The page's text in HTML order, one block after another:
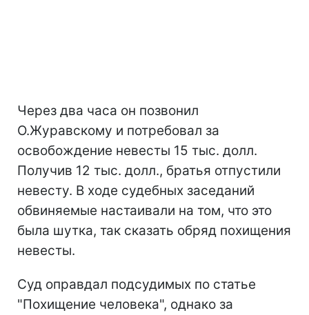
Через два часа он позвонил
О.Журавскому и потребовал за
освобождение невесты 15 тыс. долл.
Получив 12 тыс. долл., братья отпустили
невесту. В ходе судебных заседаний
обвиняемые настаивали на том, что это
была шутка, так сказать обряд похищения
невесты.
Суд оправдал подсудимых по статье
"Похищение человека", однако за